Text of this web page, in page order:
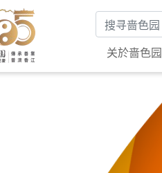
搜寻关键字
关於啬色园